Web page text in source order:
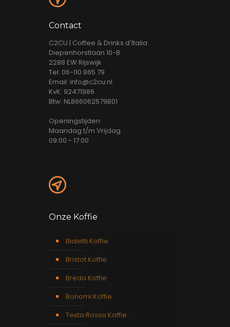
Contact
C2CU | Coffee & Drinks d'Italia
Diepenhorstlaan 10-B
2288 EW Rijswijk
Tel: 06-110 865 79
Email: info@c2cu.nl
KvK: 92471986
Btw: NL866062579B01
Openingstijden
Maandag t/m Vrijdag
09:00 - 17:00
Onze Koffie
Bialetti Koffie
Bristot Koffie
Breda Koffie
Bonomi Koffie
Testa Rossa Koffie